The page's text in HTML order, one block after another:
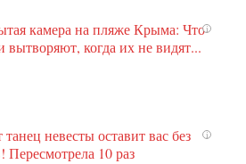
i
камера на пляже Крыма: Что
вытворяют, когда их не видят...
i
танец невесты оставит вас без
Пересмотрела 10 раз